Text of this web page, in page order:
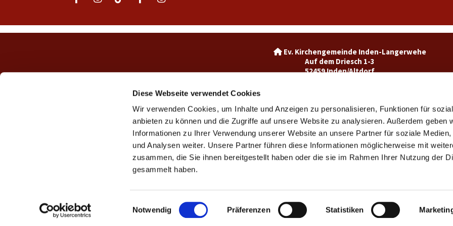
Diese Webseite verwendet Cookies
Wir verwenden Cookies, um Inhalte und Anzeigen zu personalisieren, Funktionen für
anbieten zu können und die Zugriffe auf unsere Website zu analysieren. Außerdem geben
Informationen zu Ihrer Verwendung unserer Website an unsere Partner für soziale Medien,
und Analysen weiter. Unsere Partner führen diese Informationen möglicherweise mit
zusammen, die Sie ihnen bereitgestellt haben oder die sie im Rahmen Ihrer Nutzung der
gesammelt haben.
i
Notwendig Präferenzen Statistiken
Ev. Kirchengemeinde Inden-
Auf dem Driesch 1-3
52459 Inden/Altdorf
Ev. Kirchengemeinde Weisweiler-Dürwiß
Burgweg 7
52249 Eschweiler
weisweiler@ekir.de
02403 / 65265